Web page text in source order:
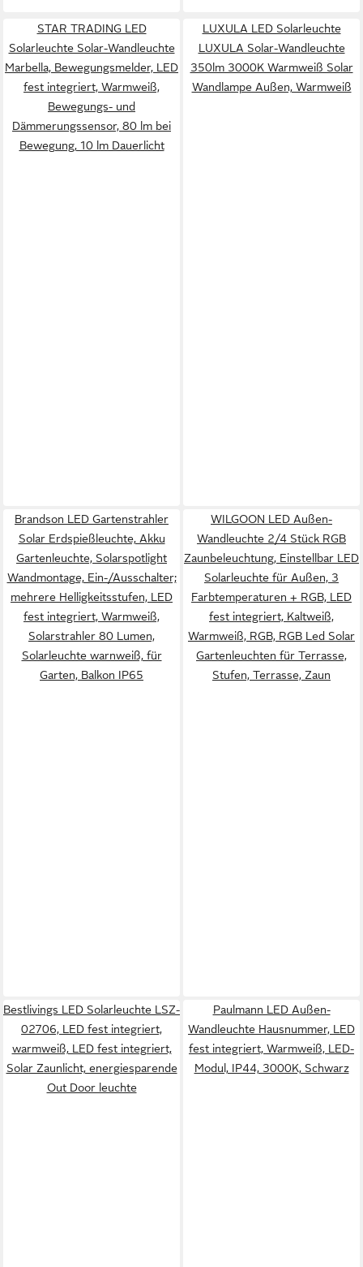
STAR TRADING LED
Solarleuchte Solar-Wandleuchte
Marbella, Bewegungsmelder, LED
fest integriert, Warmweiß,
Bewegungs- und
Dämmerungssensor, 80 lm bei
Bewegung, 10 lm Dauerlicht
LUXULA LED Solarleuchte
LUXULA Solar-Wandleuchte
350lm 3000K Warmweiß Solar
Wandlampe Außen, Warmweiß
Brandson LED Gartenstrahler
Solar Erdspießleuchte, Akku
Gartenleuchte, Solarspotlight
Wandmontage, Ein-/Ausschalter;
mehrere Helligkeitsstufen, LED
fest integriert, Warmweiß,
Solarstrahler 80 Lumen,
Solarleuchte warnweiß, für
Garten, Balkon IP65
WILGOON LED Außen-
Wandleuchte 2/4 Stück RGB
Zaunbeleuchtung, Einstellbar LED
Solarleuchte für Außen, 3
Farbtemperaturen + RGB, LED
fest integriert, Kaltweiß,
Warmweiß, RGB, RGB Led Solar
Gartenleuchten für Terrasse,
Stufen, Terrasse, Zaun
Bestlivings LED Solarleuchte LSZ-
02706, LED fest integriert,
warmweiß, LED fest integriert,
Solar Zaunlicht, energiesparende
Out Door leuchte
Paulmann LED Außen-
Wandleuchte Hausnummer, LED
fest integriert, Warmweiß, LED-
Modul, IP44, 3000K, Schwarz